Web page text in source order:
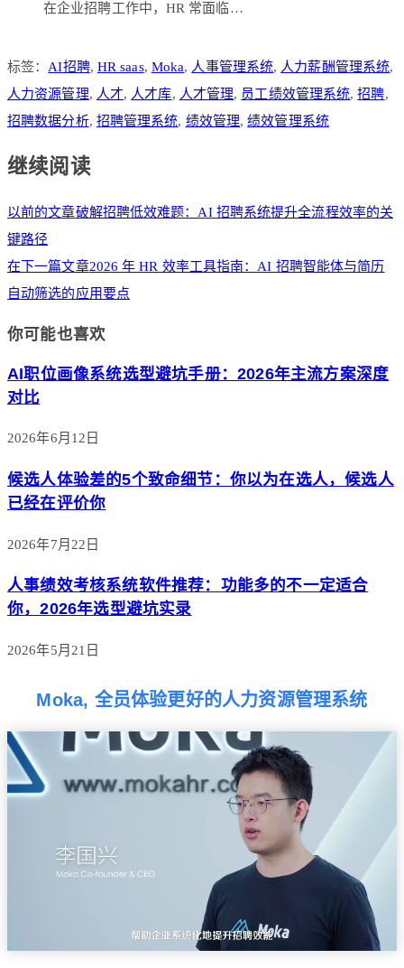
在企业招聘工作中，HR 常面临…
标签：AI招聘, HR saas, Moka, 人事管理系统, 人力薪酬管理系统,
人力资源管理, 人才, 人才库, 人才管理, 员工绩效管理系统,招聘,
招聘数据分析, 招聘管理系统, 绩效管理,绩效管理系统
继续阅读
以前的文章破解招聘低效难题：AI 招聘系统提升全流程效率的关
键路径
在下一篇文章2026 年 HR 效率工具指南：AI 招聘智能体与简历
自动筛选的应用要点
你可能也喜欢
AI职位画像系统选型避坑手册：2026年主流方案深度
对比
2026年6月12日
候选人体验差的5个致命细节：你以为在选人，候选人
已经在评价你
2026年7月22日
人事绩效考核系统软件推荐：功能多的不一定适合
你，2026年选型避坑实录
2026年5月21日
Moka, 全员体验更好的人力资源管理系统